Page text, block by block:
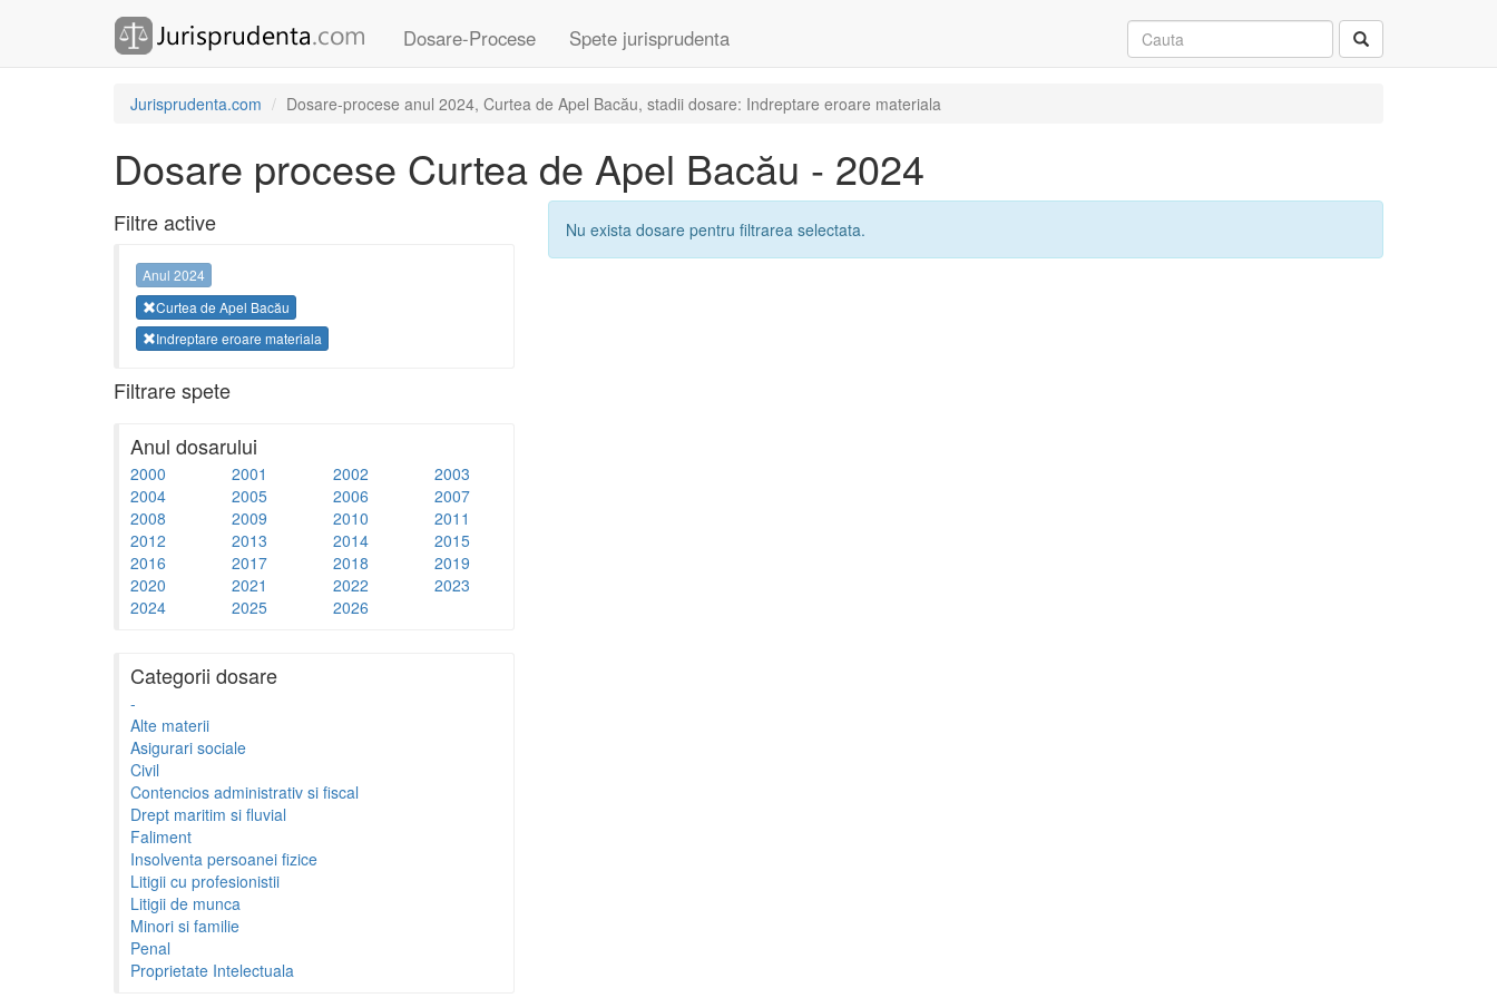
Dosare-Procese Spete jurisprudenta
Jurisprudenta.com Dosare-procese anul 2024, Curtea de Apel Bacău, stadii dosare: Indreptare eroare materiala
Dosare procese Curtea de Apel Bacău - 2024
Filtre active
Anul 2024
Curtea de Apel Bacău
Indreptare eroare materiala
Filtrare spete
Anul dosarului
2000 2001 2002
2003
2004
2005 2006
2007
2008
2009 2010
2011
2012
2013 2014
2015
2016
2017 2018
2019
2020
2021 2022
2023
2024
2025 2026
Categorii dosare
-
Alte materii
Asigurari sociale
Civil
Contencios administrativ si fiscal
Drept maritim si fluvial
Faliment
Insolventa persoanei fizice
Litigii cu profesionistii
Litigii de munca
Minori si familie
Penal
Proprietate Intelectuala
Nu exista dosare pentru filtrarea selectata.